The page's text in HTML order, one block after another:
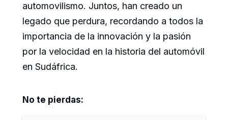
automovilismo. Juntos, han creado un
legado que perdura, recordando a todos la
importancia de la innovación y la pasión
por la velocidad en la historia del automóvil
en Sudáfrica.
No te pierdas: